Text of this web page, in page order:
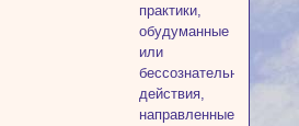
практики,
обудуманные
или
бессознательные
действия,
направленные